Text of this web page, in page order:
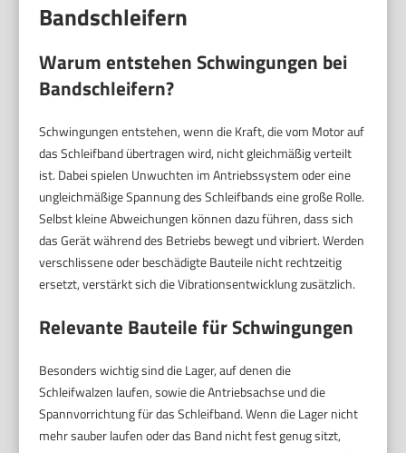
Bandschleifern
Warum entstehen Schwingungen bei
Bandschleifern?
Schwingungen entstehen, wenn die Kraft, die vom Motor auf
das Schleifband übertragen wird, nicht gleichmäßig verteilt
ist. Dabei spielen Unwuchten im Antriebssystem oder eine
ungleichmäßige Spannung des Schleifbands eine große Rolle.
Selbst kleine Abweichungen können dazu führen, dass sich
das Gerät während des Betriebs bewegt und vibriert. Werden
verschlissene oder beschädigte Bauteile nicht rechtzeitig
ersetzt, verstärkt sich die Vibrationsentwicklung zusätzlich.
Relevante Bauteile für Schwingungen
Besonders wichtig sind die Lager, auf denen die
Schleifwalzen laufen, sowie die Antriebsachse und die
Spannvorrichtung für das Schleifband. Wenn die Lager nicht
mehr sauber laufen oder das Band nicht fest genug sitzt,